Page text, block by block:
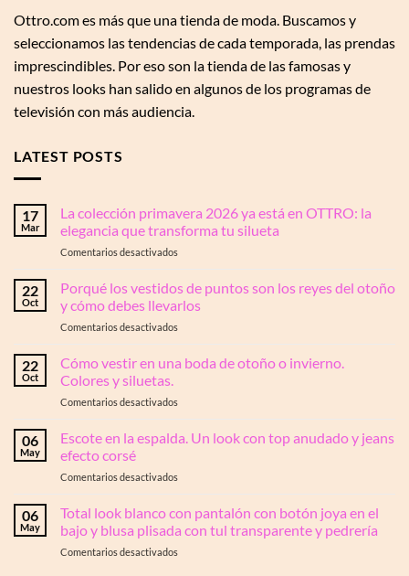
Ottro.com es más que una tienda de moda. Buscamos y
seleccionamos las tendencias de cada temporada, las prendas
imprescindibles. Por eso son la tienda de las famosas y
nuestros looks han salido en algunos de los programas de
televisión con más audiencia.
LATEST POSTS
17
Mar
La colección primavera 2026 ya está en OTTRO: la
elegancia que transforma tu silueta
Comentarios desactivadosen
colección
primavera
2026
ya
en
elegancia
transforma
22
Oct
Porqué los vestidos de puntos son los reyes del otoño
y cómo debes llevarlos
Comentarios desactivadosen
los
vestidos
puntos
los
otoño
cómo
debes
22
Oct
Cómo vestir en una boda de otoño o invierno.
Colores y siluetas.
Comentarios desactivadosen
vestir
en
boda
otoño
Colores
06
May
Escote en la espalda. Un look con top anudado y jeans
efecto corsé
Comentarios desactivadosen
la
espalda.
Un
06
May
Total look blanco con pantalón con botón joya en el
bajo y blusa plisada con tul transparente y pedrería
Comentarios desactivadosen